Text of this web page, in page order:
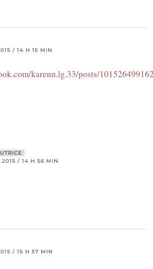
/ 14 H 15 MIN
karenn.lg.33/posts/
2015 / 14 H 56 MIN
/ 15 H 57 MIN